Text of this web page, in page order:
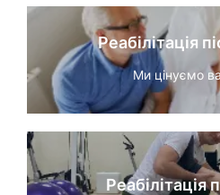
Реабілітація
Ми цінуємо
Реабілітація